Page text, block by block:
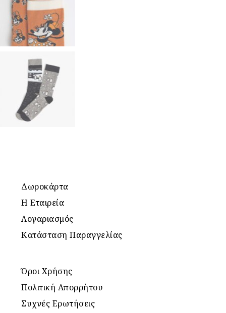
Δωροκάρτα
Η Εταιρεία
Λογαριασμός
Κατάσταση Παραγγελίας
Όροι Χρήσης
Πολιτική Απορρήτου
Συχνές Ερωτήσεις